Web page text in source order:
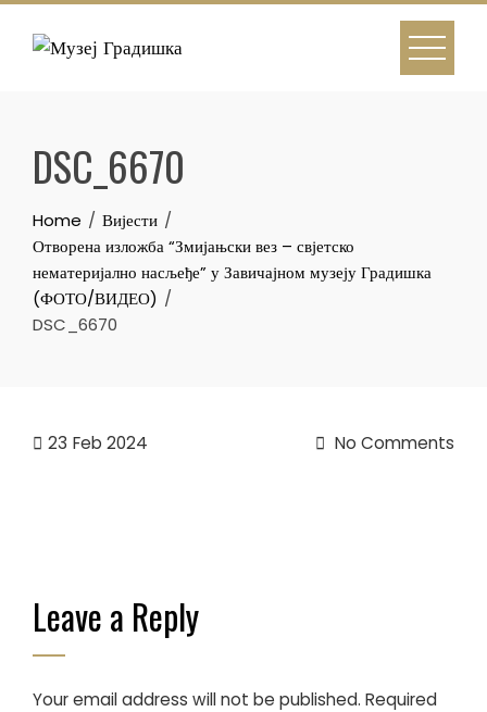
Skip
DSC_6670
Home
Вијести
Отворена изложба “Змијањски вез – свјетско
нематеријално насљеђе” у Завичајном музеју Градишка
(ФОТО/ВИДЕО)
DSC_6670
23 Feb 2024 No Comments
Leave a Reply
Your email address will not be published. Required